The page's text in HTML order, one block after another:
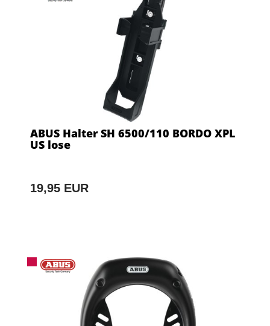
ABUS Halter SH 6500/110 BORDO XPL
US lose
19,95 EUR